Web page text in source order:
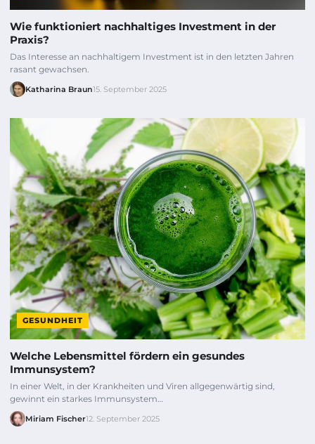
Wie funktioniert nachhaltiges Investment in der
Praxis?
Das Interesse an nachhaltigem Investment ist in den letzten Jahren
rasant gewachsen.
Katharina Braun15. September 2025
GESUNDHEIT
Welche Lebensmittel fördern ein gesundes
Immunsystem?
In einer Welt, in der Krankheiten und Viren allgegenwärtig sind,
gewinnt ein starkes Immunsystem…
Miriam Fischer12. September 2025